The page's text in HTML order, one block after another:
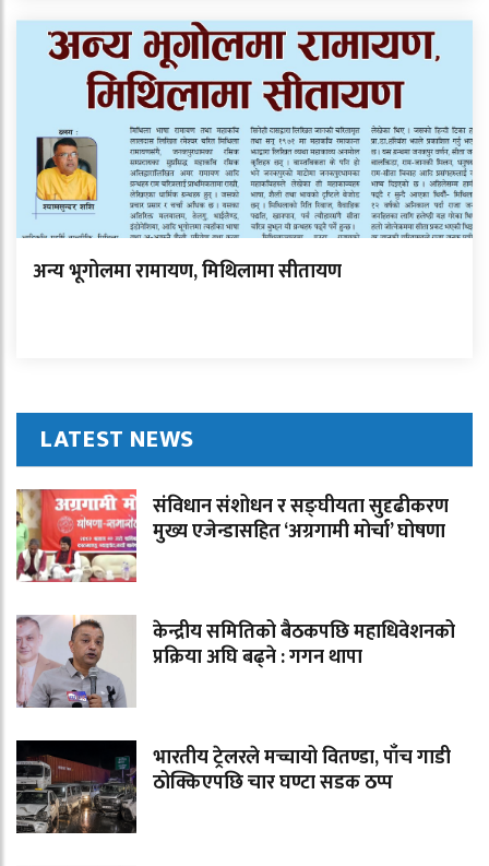
अन्य भूगोलमा रामायण, मिथिलामा सीतायण
LATEST NEWS
संविधान संशोधन र सङ्घीयता सुदृढीकरण
मुख्य एजेन्डासहित ‘अग्रगामी मोर्चा’ घोषणा
केन्द्रीय समितिको बैठकपछि महाधिवेशनको
प्रक्रिया अघि बढ्ने : गगन थापा
भारतीय ट्रेलरले मच्चायो वितण्डा, पाँच गाडी
ठोक्किएपछि चार घण्टा सडक ठप्प